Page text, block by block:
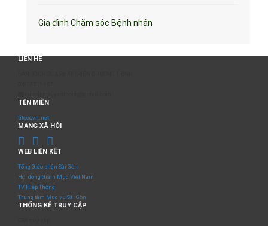
Gia đình Chăm sóc Bệnh nhân
LIÊN HỆ
TÊN MIỀN
titocovn.net
MẠNG XÃ HỘI
WEB LIÊN KẾT
Tổng Giáo phận Sài Gòn
Hội đồng Giám Mục Việt Nam
TV Hiệp Thông
Trung tâm Mục vụ Sài Gòn
THỐNG KÊ TRUY CẬP